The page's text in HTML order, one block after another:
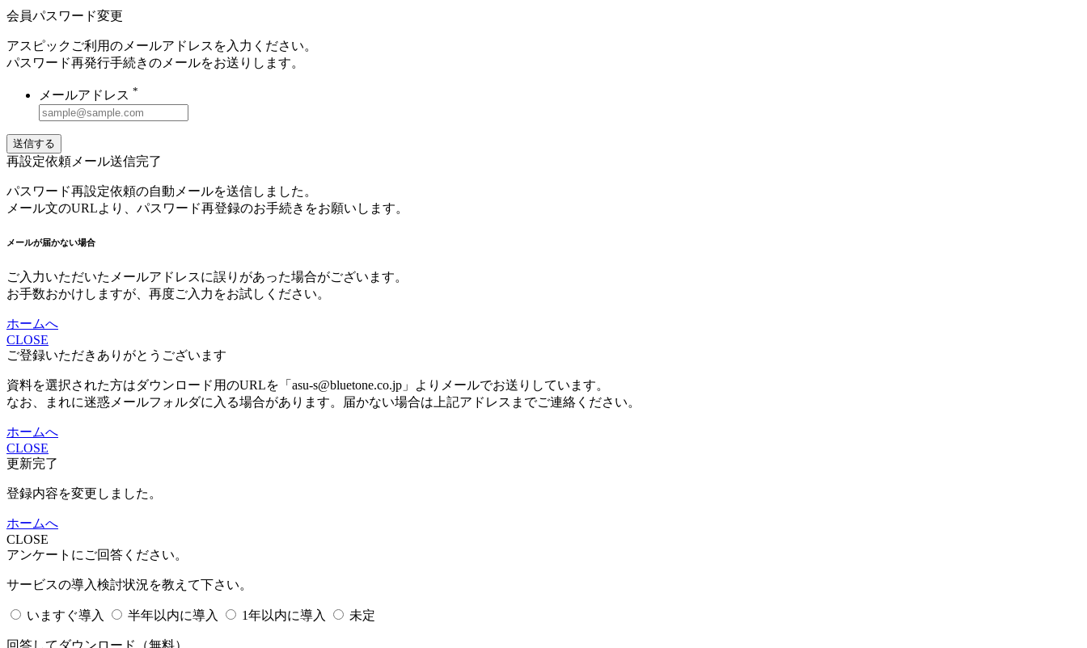
会員パスワード変更
アスピックご利用のメールアドレスを入力ください。
パスワード再発行手続きのメールをお送りします。
メールアドレス *
送信する
再設定依頼メール送信完了
パスワード再設定依頼の自動メールを送信しました。
メール文のURLより、パスワード再登録のお手続きをお願いします。
メールが届かない場合
ご入力いただいたメールアドレスに誤りがあった場合がございます。
お手数おかけしますが、再度ご入力をお試しください。
ホームへ
CLOSE
ご登録いただきありがとうございます
資料を選択された方はダウンロード用のURLを「asu-s@bluetone.co.jp」よりメールでお送りしています。
なお、まれに迷惑メールフォルダに入る場合があります。届かない場合は上記アドレスまでご連絡ください。
ホームへ
CLOSE
更新完了
登録内容を変更しました。
ホームへ
CLOSE
アンケートにご回答ください。
サービスの導入検討状況を教えて下さい。
いますぐ導入 半年以内に導入 1年以内に導入 未定